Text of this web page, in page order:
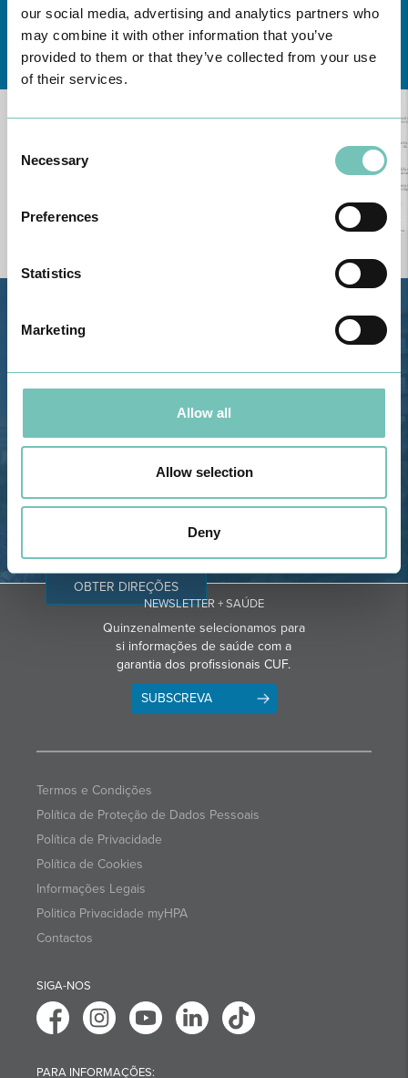
our social media, advertising and analytics partners who
may combine it with other information that you’ve
provided to them or that they’ve collected from your use
of their services.
Selection
Necessary
Preferences
Statistics
Marketing
Allow all
Allow selection
Deny
Conheça todas as Unidades de saúde CUF aqui
Estrada de Alvor, Sítio Cruz da
GPS
Telefone: 282 420 400
OBTER DIREÇÕES
NEWSLETTER + SAÚDE
Quinzenalmente selecionamos para
si informações de saúde com a
garantia dos profissionais CUF.
SUBSCREVA
Termos e Condições
Política de Proteção de Dados Pessoais
Política de Privacidade
Política de Cookies
Informações Legais
Politica Privacidade myHPA
Contactos
SIGA-NOS
PARA INFORMAÇÕES: